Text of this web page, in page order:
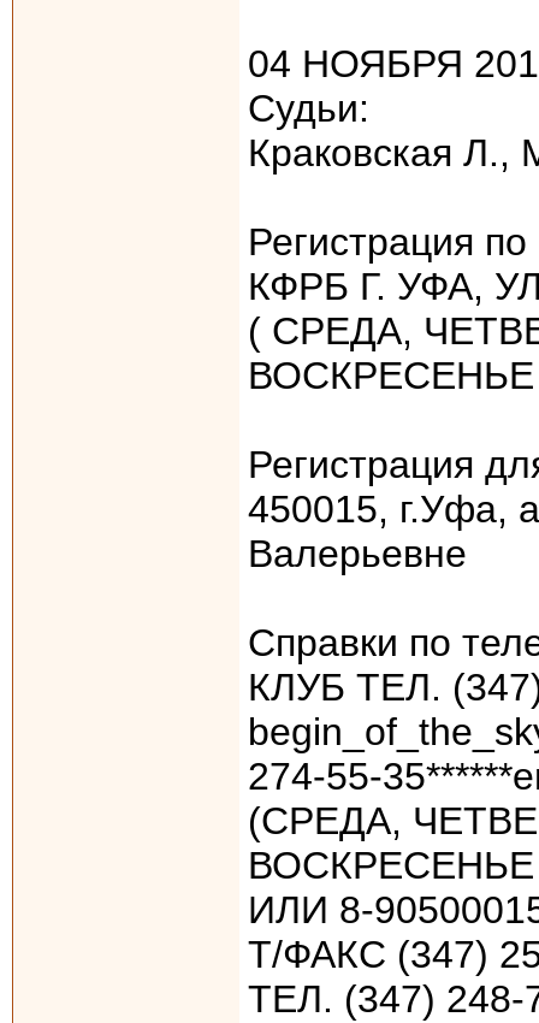
04 НОЯБРЯ
Судьи:
Краковская Л.,
Регистрация
КФРБ Г. УФА,
( СРЕДА,
ВОСКРЕСЕНЬЕ
Регистрация
450015, г.Уфа,
Валерьевне
Справки по
КЛУБ ТЕЛ.
274-55-
(СРЕДА,
ВОСКРЕСЕНЬЕ
ИЛИ 8-
Т/ФАКС (347)
ТЕЛ. (347)